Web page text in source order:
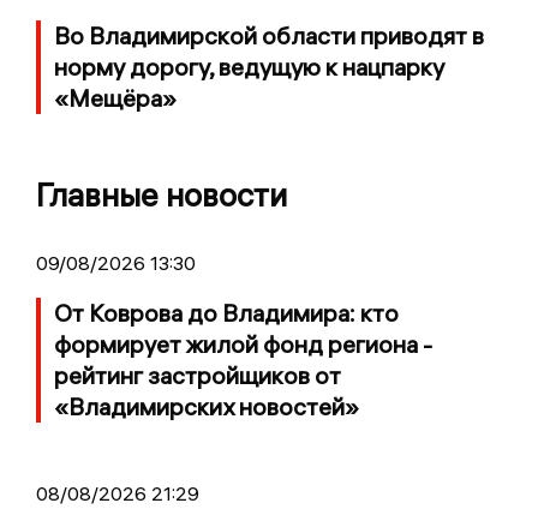
Во Владимирской области приводят в
норму дорогу, ведущую к нацпарку
«Мещёра»
Главные новости
09/08/2026 13:30
От Коврова до Владимира: кто
формирует жилой фонд региона -
рейтинг застройщиков от
«Владимирских новостей»
08/08/2026 21:29